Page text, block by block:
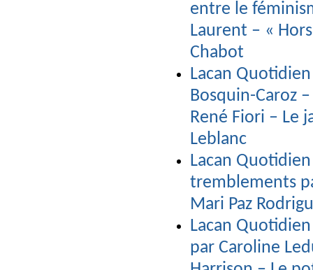
entre le
Laurent – «
Chabot
Lacan
Bosquin-Caroz
René Fiori – Le
Leblanc
Lacan
tremblements
Mari Paz
Lacan Quotidien
par Caroline